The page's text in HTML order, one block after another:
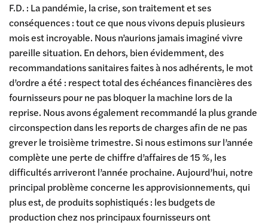
F.D. : La pandémie, la crise, son traitement et ses
conséquences : tout ce que nous vivons depuis plusieurs
mois est incroyable. Nous n’aurions jamais imaginé vivre
pareille situation. En dehors, bien évidemment, des
recommandations sanitaires faites à nos adhérents, le mot
d’ordre a été : respect total des échéances financières des
fournisseurs pour ne pas bloquer la machine lors de la
reprise. Nous avons également recommandé la plus grande
circonspection dans les reports de charges afin de ne pas
grever le troisième trimestre. Si nous estimons sur l’année
complète une perte de chiffre d’affaires de 15 %, les
difficultés arriveront l’année prochaine. Aujourd’hui, notre
principal problème concerne les approvisionnements, qui
plus est, de produits sophistiqués : les budgets de
production chez nos principaux fournisseurs ont